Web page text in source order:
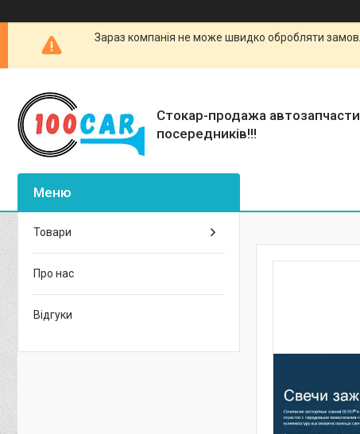
Зараз компанія не може швидко обробляти
Стокар-продажа
посередників!!!
Товари
Про нас
Відгуки